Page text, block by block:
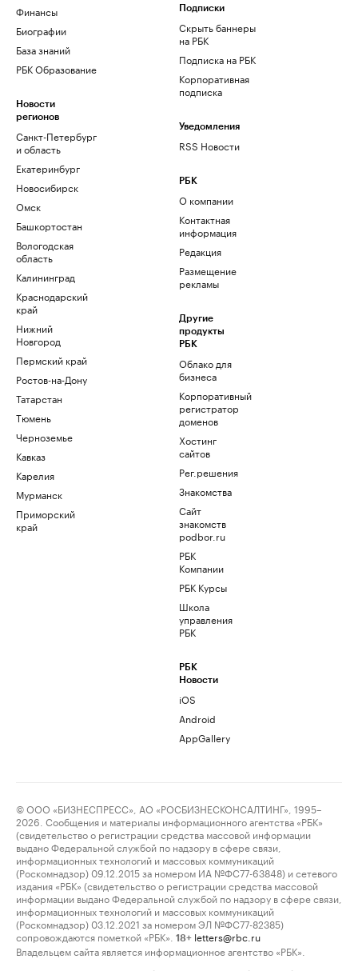
Финансы
Биографии
База знаний
РБК Образование
Новости
регионов
Санкт-Петербург
и область
Екатеринбург
Новосибирск
Омск
Башкортостан
Вологодская
область
Калининград
Краснодарский
край
Нижний
Новгород
Пермский край
Ростов-на-Дону
Татарстан
Тюмень
Черноземье
Кавказ
Карелия
Мурманск
Приморский
край
Подписки
Скрыть баннеры
на РБК
Подписка на РБК
Корпоративная
подписка
Уведомления
RSS Новости
РБК
О компании
Контактная
информация
Редакция
Размещение
рекламы
Другие
продукты
РБК
Облако для
бизнеса
Корпоративный
регистратор
доменов
Хостинг
сайтов
Рег.решения
Знакомства
Сайт
знакомств
podbor.ru
РБК
Компании
РБК Курсы
Школа
управления
РБК
РБК
Новости
iOS
Android
AppGallery
© ООО «БИЗНЕСПРЕСС», АО «РОСБИЗНЕСКОНСАЛТИНГ», 1995–
2026. Сообщения и материалы информационного агентства «РБК»
(свидетельство о регистрации средства массовой информации
выдано Федеральной службой по надзору в сфере связи,
информационных технологий и массовых коммуникаций
(Роскомнадзор) 09.12.2015 за номером ИА №ФС77-63848) и сетевого
издания «РБК» (свидетельство о регистрации средства массовой
информации выдано Федеральной службой по надзору в сфере связи,
информационных технологий и массовых коммуникаций
(Роскомнадзор) 03.12.2021 за номером ЭЛ №ФС77-82385)
сопровождаются пометкой «РБК».
18+ letters@rbc.ru
Владельцем сайта является информационное агентство «РБК».